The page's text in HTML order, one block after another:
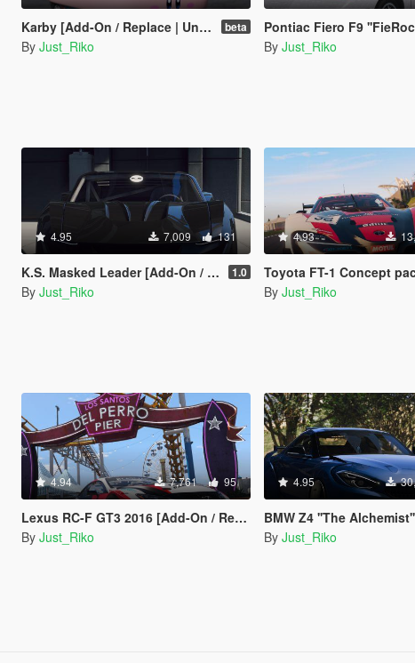
Karby [Add-On / Replace | Unlocked] beta
By Just_Riko
Pontiac Fiero F9 ''FieRocket''
By Just_Riko
4.95 7,009 131
K.S. Masked Leader [Add-On / Replace / Unlocked-Z3D] 1.0
By Just_Riko
4.93
Toyota FT-1 Concept
By Just_Riko
4.94 7,761 95
Lexus RC-F GT3 2016 [Add-On / Replace | Unlocked / Z3d]
By Just_Riko
4.95
BMW Z4 ''The Alchemist''
By Just_Riko